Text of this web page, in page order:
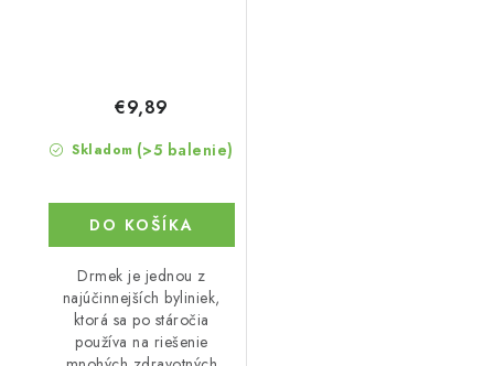
Skladom (>5 balenie)
€9,89
DO KOŠÍKA
Drmek je jednou z
najúčinnejších byliniek,
ktorá sa po stáročia
používa na riešenie